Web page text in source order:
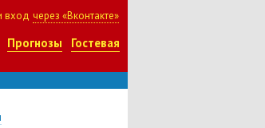
вход через «Вконтакте»
Прогнозы Гостевая